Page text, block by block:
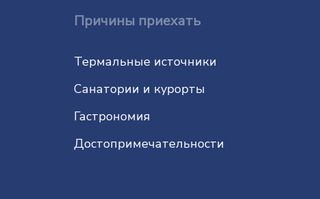
Причины приехать
Термальные источники
Санатории и курорты
Гастрономия
До­сто­при­ме­ча­тель­нос­ти